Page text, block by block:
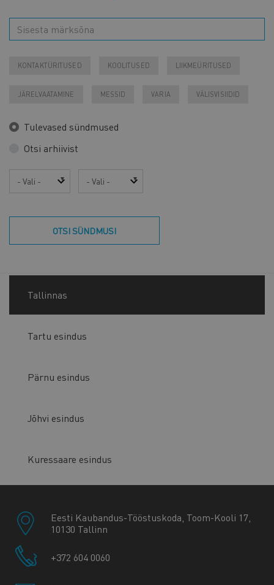
KONTAKTÜRITUSED KOOLITUSED LIIKMEÜRITUSED
JÄRELVAATAMINE MESSID VARIA VÄLISVISIIDID
Tulevased sündmused
Otsi arhiivist
Aasta Kuu
OTSI SÜNDMUSI
Tallinnas
Tartu esindus
Pärnu esindus
Jõhvi esindus
Kuressaare esindus
Eesti Kaubandus-Tööstuskoda, Toom-Kooli 17,
10130 Tallinn
+372 604 0060